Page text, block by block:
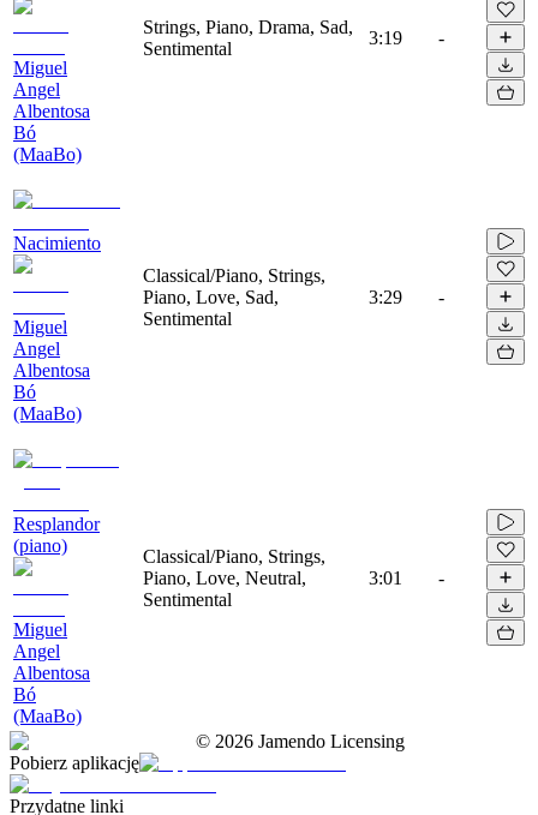
Miguel
Angel
Albentosa
Bó
(MaaBo)
Strings, Piano, Drama, Sad,
Sentimental
3:19 -
Nacimiento
Miguel
Angel
Albentosa
Bó
(MaaBo)
Classical/Piano, Strings,
Piano, Love, Sad,
Sentimental
3:29 -
Resplandor
(piano)
Miguel
Angel
Albentosa
Bó
(MaaBo)
Classical/Piano, Strings,
Piano, Love, Neutral,
Sentimental
3:01 -
© 2026 Jamendo Licensing
Pobierz aplikację
Przydatne linki